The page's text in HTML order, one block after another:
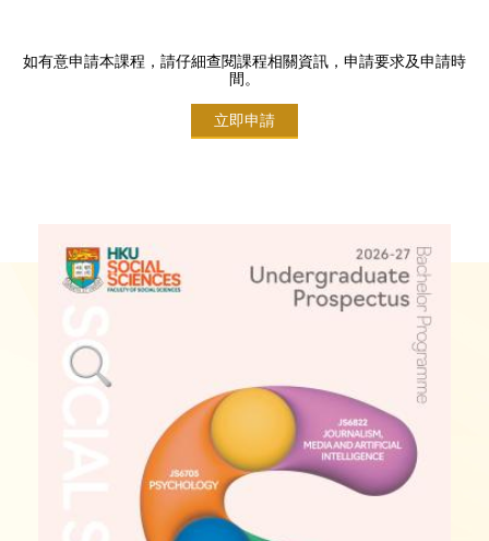
如有意申請本課程，請仔細查閱課程相關資訊，申請要求及申請時
間。
立即申請